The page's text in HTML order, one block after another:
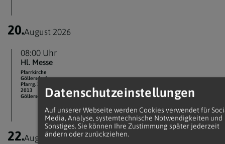
20.August 2026
08:00 Uhr
Hl. Messe
Pfarrkirche
Göllersdorf
Pfarrg. 33
2013
Göllersdorf
22.August 2026
Datenschutzeinstellungen
Auf unserer Webseite werden Cookies verwendet für
Media, Analyse, systemtechnische Notwendigkeiten und
Sonstiges. Sie können Ihre Zustimmung später jederzeit
ändern oder zurückziehen.